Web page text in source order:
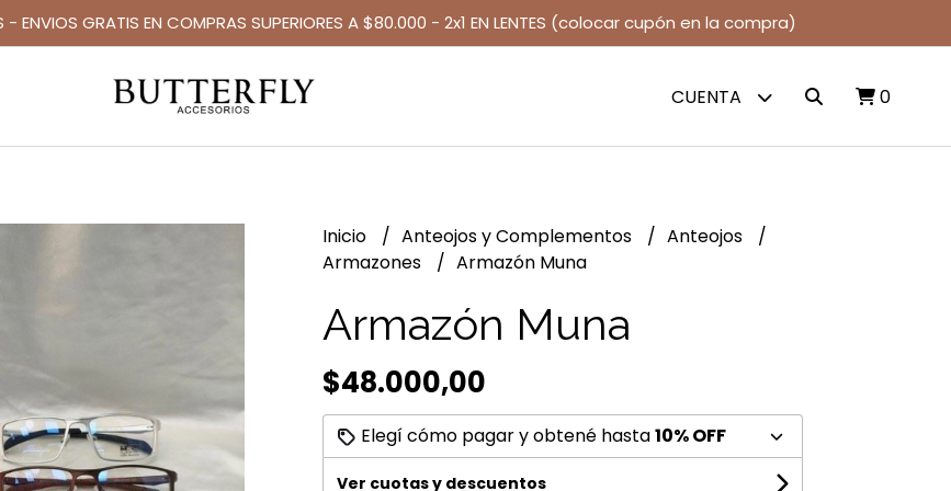
- ENVIOS GRATIS EN COMPRAS SUPERIORES A $80.000 - 2x1 EN LENTES (colocar cupón en la compra)
CUENTA 0
Inicio Anteojos y Complementos
Anteojos
Armazones
Armazón Muna
Armazón Muna
$48.000,00
Elegí cómo pagar y obtené hasta10% OFF
Ver cuotas y descuentos